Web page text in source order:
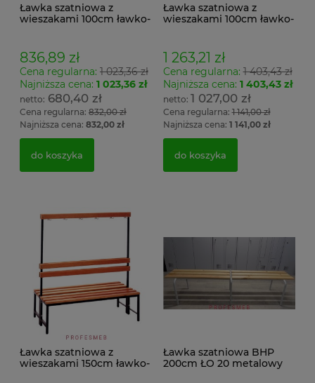
Ławka szatniowa z
wieszakami 100cm ławko-
836,89 zł
Cena regularna: 1 023,36 zł
Najniższa cena: 1 023,36 zł
680,40 zł
Cena regularna: 832,00 zł
Najniższa cena: 832,00 zł
do koszyka
Ławka szatniowa z
wieszakami 100cm ławko-
1 263,21 zł
Cena regularna:1 403,43 zł
Najniższa cena: 1 403,43 zł
1 027,00 zł
Cena regularna:1 141,00 zł
Najniższa cena: 1 141,00 zł
do koszyka
Ławka szatniowa z
wieszakami 150cm ławko-
Ławka szatniowa BHP
200cm ŁO 20 metalowy